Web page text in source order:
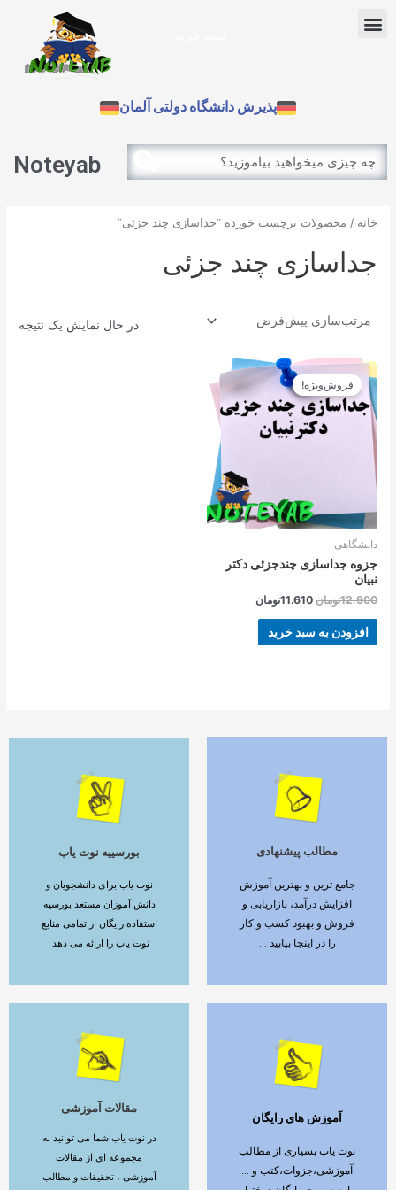
Menu
پذیرش دانشگاه دولتی آلمان
Search
Search
Noteyab
خانه / محصولات برچسب خورده “جداسازی چند جزئی”
جداسازی چند جزئی
در حال نمایش یک نتیجه
فروش‌ویژه!
دانشگاهی
جزوه جداسازی چندجزئی دکتر
نبیان
12.900تومان
قیمت
اصلی
بود.
11.610تومان
قیمت
11.610تومان
است.
افزودن به سبد خرید
مطالب پیشنهادی
جامع ترین و بهترین آموزش
افزایش درآمد، بازاریابی و
فروش و بهبود کسب و کار
را در اینجا بیابید ...
ادامه مطلب بورسییه نوت یاب
نوت یاب برای دانشجویان و
دانش آموزان مستعد بورسیه
استفاده رایگان از تمامی منابع
نوت یاب را ارائه می دهد
ادامه مطلب
آموزش های رایگان
نوت یاب بسیاری از مطالب
آموزشی،جزوات،کتب و ...
ادامه مطلب
مقالات آموزشی
در نوت یاب شما می توانید به
مجموعه ای از مقالات
آموزشی ، تحقیقات و مطالب